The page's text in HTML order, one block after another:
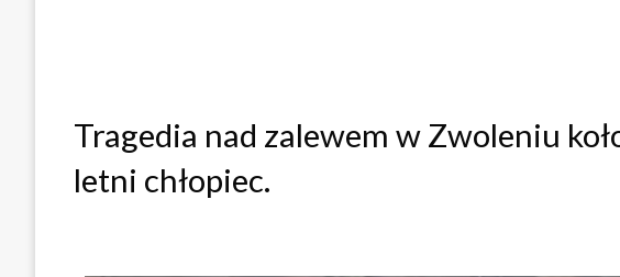
Tragedia nad zalewem w Zwoleniu
letni chłopiec.